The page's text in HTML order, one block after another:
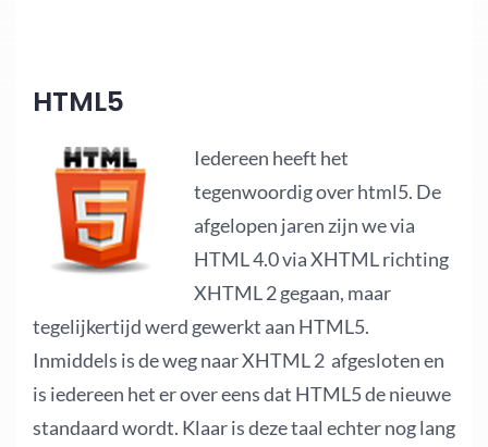
HTML5
Iedereen heeft het
tegenwoordig over html5. De
afgelopen jaren zijn we via
HTML 4.0 via XHTML richting
XHTML 2 gegaan, maar
tegelijkertijd werd gewerkt aan HTML5.
Inmiddels is de weg naar XHTML 2 afgesloten en
is iedereen het er over eens dat HTML5 de nieuwe
standaard wordt. Klaar is deze taal echter nog lang